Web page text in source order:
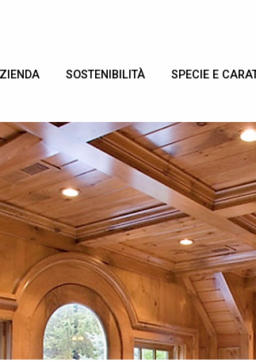
SOSTENIBILITÀ SPECIE E